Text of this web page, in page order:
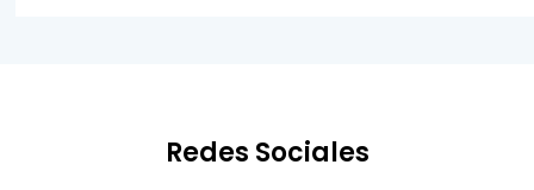
Redes Sociales